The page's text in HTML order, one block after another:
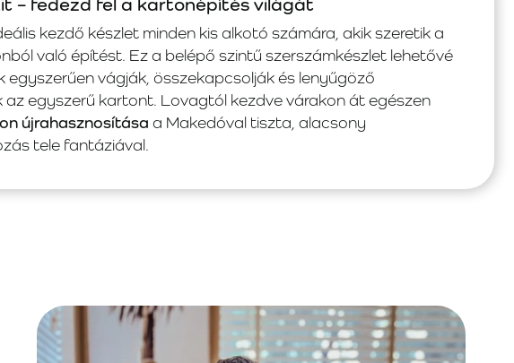
kezdő készlet minden kis alkotó számára, akik szeretik a
való építést. Ez a belépő szintű szerszámkészlet lehetővé
egyszerűen vágják, összekapcsolják és lenyűgöző
egyszerű kartont. Lovagtól kezdve várakon át egészen
újrahasznosítása a Makedóval tiszta, alacsony
tele fantáziával.